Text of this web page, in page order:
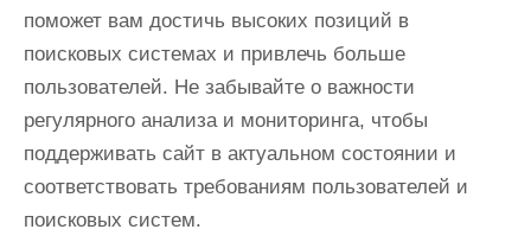
поможет вам достичь высоких позиций в
поисковых системах и привлечь больше
пользователей. Не забывайте о важности
регулярного анализа и мониторинга, чтобы
поддерживать сайт в актуальном состоянии и
соответствовать требованиям пользователей и
поисковых систем.